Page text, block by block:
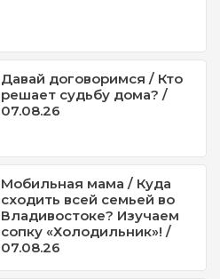
Давай договоримся / Кто
решает судьбу дома? /
07.08.26
Мобильная мама / Куда
сходить всей семьей во
Владивостоке? Изучаем
сопку «Холодильник»! /
07.08.26